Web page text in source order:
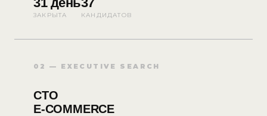
ЗАКРЫТА КАНДИДАТОВ
02 — EXECUTIVE SEARCH
CTO
E-COMMERCE